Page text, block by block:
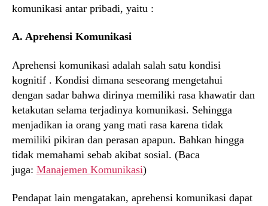
komunikasi antar pribadi, yaitu :
A. Aprehensi Komunikasi
Aprehensi komunikasi adalah salah satu kondisi
kognitif . Kondisi dimana seseorang mengetahui
dengan sadar bahwa dirinya memiliki rasa khawatir dan
ketakutan selama terjadinya komunikasi. Sehingga
menjadikan ia orang yang mati rasa karena tidak
memiliki pikiran dan perasan apapun. Bahkan hingga
tidak memahami sebab akibat sosial. (Baca
juga: Manajemen Komunikasi)
Pendapat lain mengatakan, aprehensi komunikasi dapat